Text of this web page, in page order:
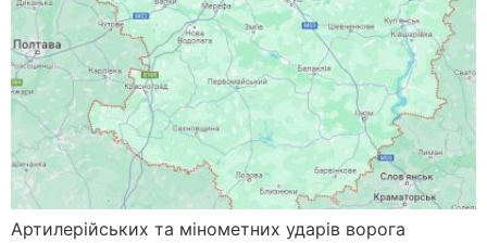
Артилерійських та мінометних ударів ворога